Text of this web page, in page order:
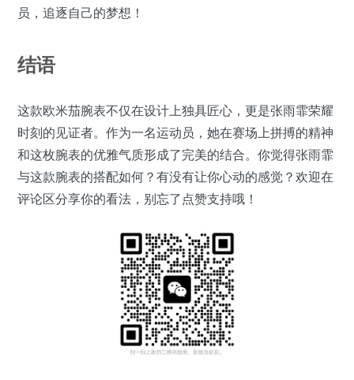
员，追逐自己的梦想！
结语
这款欧米茄腕表不仅在设计上独具匠心，更是张雨霏荣耀
时刻的见证者。作为一名运动员，她在赛场上拼搏的精神
和这枚腕表的优雅气质形成了完美的结合。你觉得张雨霏
与这款腕表的搭配如何？有没有让你心动的感觉？欢迎在
评论区分享你的看法，别忘了点赞支持哦！